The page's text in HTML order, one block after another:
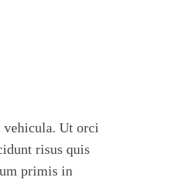
vehicula. Ut orci
risus quis
primis in